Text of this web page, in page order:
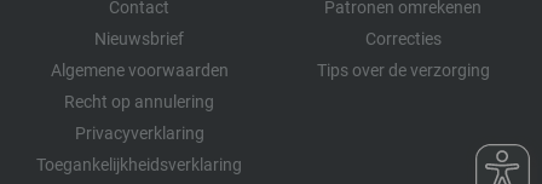
Contact
Nieuwsbrief
Algemene voorwaarden
Recht op annulering
Privacyverklaring
Toegankelijkheidsverklaring
Patronen omrekenen
Correcties
Tips over de verzorging